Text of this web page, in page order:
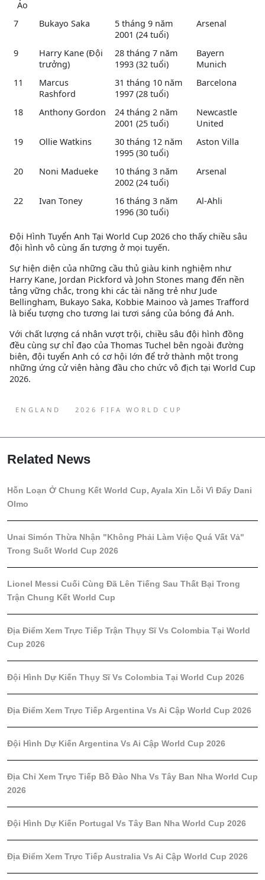
Áo
7
Bukayo Saka
5 tháng 9 năm
2001 (24 tuổi)
Arsenal
9
Harry Kane (Đội
trưởng)
28 tháng 7 năm
1993 (32 tuổi)
Bayern
Munich
11
Marcus
Rashford
31 tháng 10 năm
1997 (28 tuổi)
Barcelona
18 Anthony Gordon
24 tháng 2 năm
2001 (25 tuổi)
Newcastle
United
19
Ollie Watkins
30 tháng 12 năm
1995 (30 tuổi)
Aston Villa
20 Noni Madueke
10 tháng 3 năm
2002 (24 tuổi)
Arsenal
22 Ivan Toney
16 tháng 3 năm
1996 (30 tuổi)
Al-Ahli
Đội Hình Tuyển Anh Tại World Cup 2026 cho thấy chiều sâu
đội hình vô cùng ấn tượng ở mọi tuyến.
Sự hiện diện của những cầu thủ giàu kinh nghiệm như
Harry Kane, Jordan Pickford và John Stones mang đến nền
tảng vững chắc, trong khi các tài năng trẻ như Jude
Bellingham, Bukayo Saka, Kobbie Mainoo và James Trafford
là biểu tượng cho tương lai tươi sáng của bóng đá Anh.
Với chất lượng cá nhân vượt trội, chiều sâu đội hình đồng
đều cùng sự chỉ đạo của Thomas Tuchel bên ngoài đường
biên, đội tuyển Anh có cơ hội lớn để trở thành một trong
những ứng cử viên hàng đầu cho chức vô địch tại World Cup
2026.
ENGLAND 2026 FIFA WORLD CUP
Related News
Hỗn Loạn Ở Chung Kết World Cup, Ayala Xin Lỗi Vì Đẩy Dani
Olmo
Unai Simón Thừa Nhận "Không Phải Làm Việc Quá Vất Vả"
Trong Suốt World Cup 2026
Lionel Messi Cuối Cùng Đã Lên Tiếng Sau Thất Bại Trong
Trận Chung Kết World Cup
Địa Điểm Xem Trực Tiếp Trận Thụy Sĩ Vs Colombia Tại World
Cup 2026
Đội Hình Dự Kiến Thụy Sĩ Vs Colombia Tại World Cup 2026
Địa Điểm Xem Trực Tiếp Argentina Vs Ai Cập World Cup 2026
Đội Hình Dự Kiến Argentina Vs Ai Cập World Cup 2026
Địa Chỉ Xem Trực Tiếp Bồ Đào Nha Vs Tây Ban Nha World Cup
2026
Đội Hình Dự Kiến Portugal Vs Tây Ban Nha World Cup 2026
Địa Điểm Xem Trực Tiếp Australia Vs Ai Cập World Cup 2026